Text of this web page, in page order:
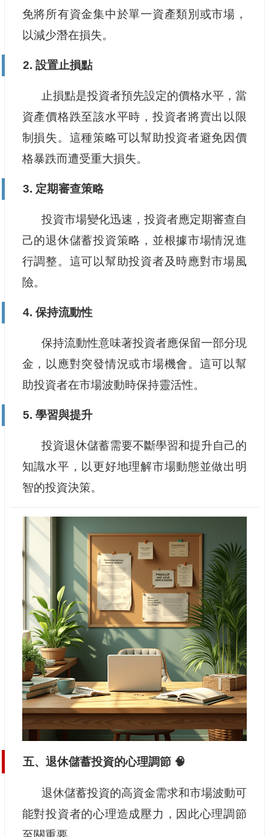
免將所有資金集中於單一資產類別或市場，
以減少潛在損失。
2. 設置止損點
止損點是投資者預先設定的價格水平，當
資產價格跌至該水平時，投資者將賣出以限
制損失。這種策略可以幫助投資者避免因價
格暴跌而遭受重大損失。
3. 定期審查策略
投資市場變化迅速，投資者應定期審查自
己的退休儲蓄投資策略，並根據市場情況進
行調整。這可以幫助投資者及時應對市場風
險。
4. 保持流動性
保持流動性意味著投資者應保留一部分現
金，以應對突發情況或市場機會。這可以幫
助投資者在市場波動時保持靈活性。
5. 學習與提升
投資退休儲蓄需要不斷學習和提升自己的
知識水平，以更好地理解市場動態並做出明
智的投資決策。
五、退休儲蓄投資的心理調節 🧠
退休儲蓄投資的高資金需求和市場波動可
能對投資者的心理造成壓力，因此心理調節